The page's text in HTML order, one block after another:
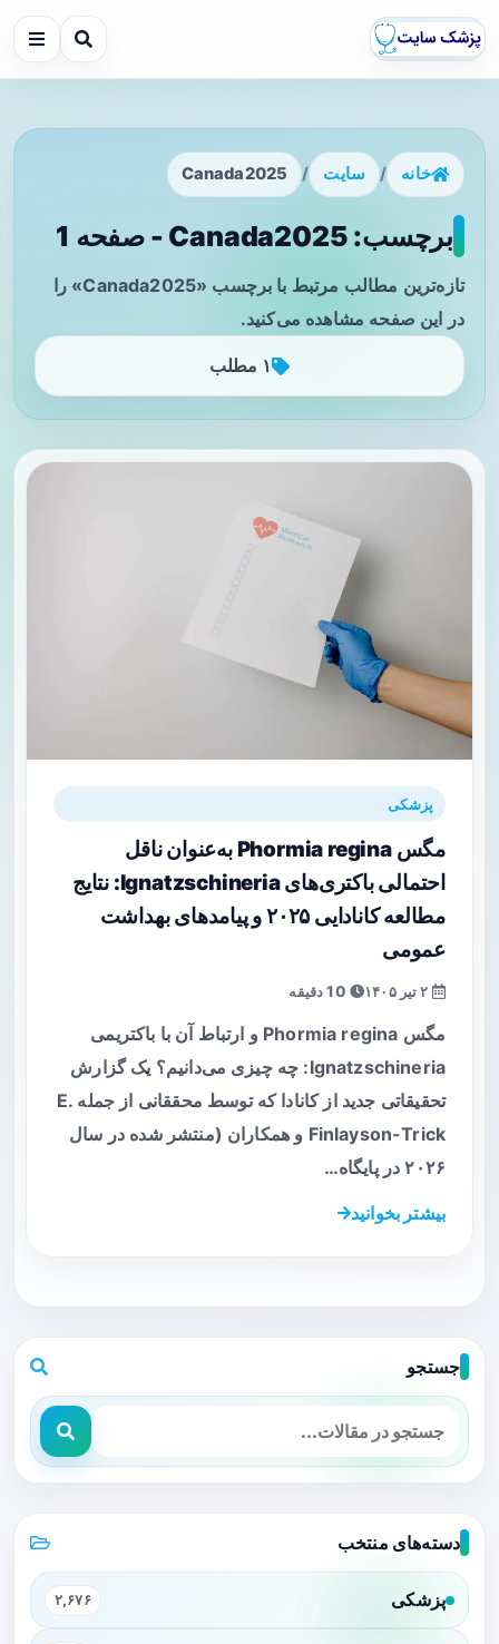
خانه / سایت /
Canada2025
برچسب: Canada2025 - صفحه 1
تازه‌ترین مطالب مرتبط با برچسب «Canada2025» را
در این صفحه مشاهده می‌کنید.
۱ مطلب
پزشکی
مگس Phormia regina به‌عنوان ناقل
احتمالی باکتری‌های Ignatzschineria: نتایج
مطالعه کانادایی ۲۰۲۵ و پیامدهای بهداشت
عمومی
مگس Phormia regina و ارتباط آن با باکتریمی
Ignatzschineria: چه چیزی می‌دانیم؟ یک گزارش
تحقیقاتی جدید از کانادا که توسط محققانی از جمله E.
Finlayson-Trick و همکاران (منتشر شده در سال
۲۰۲۶ در پایگاه…
بیشتر بخوانید
جستجو
دسته‌های منتخب
پزشکی ۲,۶۷۶